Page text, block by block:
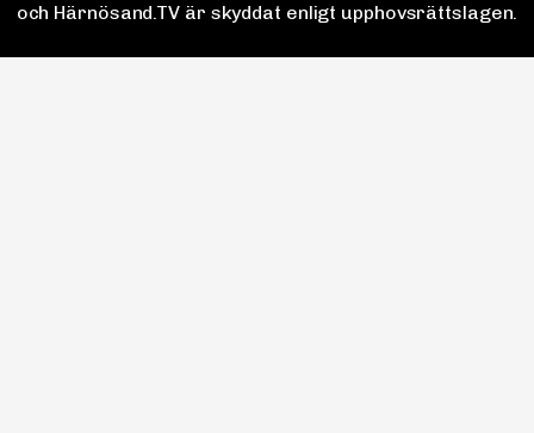
och Härnösand.TV är skyddat enligt upphovsrättslagen.